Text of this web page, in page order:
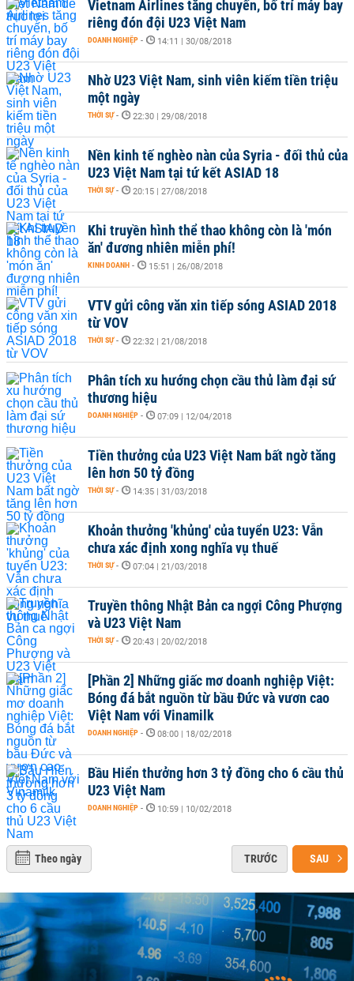
Vietnam Airlines tăng chuyến, bố trí máy bay
riêng đón đội U23 Việt Nam
DOANH NGHIỆP - 14:11 | 30/08/2018
Nhờ U23 Việt Nam, sinh viên kiếm tiền triệu
một ngày
THỜI SỰ - 22:30 | 29/08/2018
Nền kinh tế nghèo nàn của Syria - đối thủ của
U23 Việt Nam tại tứ kết ASIAD 18
THỜI SỰ - 20:15 | 27/08/2018
Khi truyền hình thể thao không còn là 'món
ăn' đương nhiên miễn phí!
KINH DOANH - 15:51 | 26/08/2018
VTV gửi công văn xin tiếp sóng ASIAD 2018
từ VOV
THỜI SỰ - 22:32 | 21/08/2018
Phân tích xu hướng chọn cầu thủ làm đại sứ
thương hiệu
DOANH NGHIỆP - 07:09 | 12/04/2018
Tiền thưởng của U23 Việt Nam bất ngờ tăng
lên hơn 50 tỷ đồng
THỜI SỰ - 14:35 | 31/03/2018
Khoản thưởng 'khủng' của tuyển U23: Vẫn
chưa xác định xong nghĩa vụ thuế
THỜI SỰ - 07:04 | 21/03/2018
Truyền thông Nhật Bản ca ngợi Công Phượng
và U23 Việt Nam
THỜI SỰ - 20:43 | 20/02/2018
[Phần 2] Những giấc mơ doanh nghiệp Việt:
Bóng đá bắt nguồn từ bầu Đức và vươn cao
Việt Nam với Vinamilk
DOANH NGHIỆP - 08:00 | 18/02/2018
Bầu Hiển thưởng hơn 3 tỷ đồng cho 6 cầu thủ
U23 Việt Nam
DOANH NGHIỆP - 10:59 | 10/02/2018
Theo ngày TRƯỚC SAU